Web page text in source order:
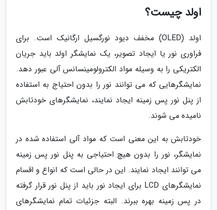
اولد چیست؟
اولد (OLED) مخفف دیود نورگسیل ارگانیک است. برای
فراوری نور یا ایجاد تصویر، یک نمایشگر اولد باید جریان
الکتریکی را به وسیله مواد الکترولومینسانس آلی عبور دهد.
نمایشگرهایی که می توانند نور را بدون احتیاج به استفاده
از پنل نور پس زمینه ایجاد نمایند، نمایشگرهای خودتابش
نامیده می شوند.
خودتابش به این معنی است که مواد آلی استفاده شده در
نمایشگر، نور را بدون هیچ احتیاجی به پنل نور پس زمینه
می توانند ایجاد نمایند. این در حالی است که انواع و اقسام
نمایشگرهای LCD برای ایجاد نور باید از پنل نور قرار گرفته
در پس زمینه بهره ببرند. البته جزئیات تمام نمایشگرهای